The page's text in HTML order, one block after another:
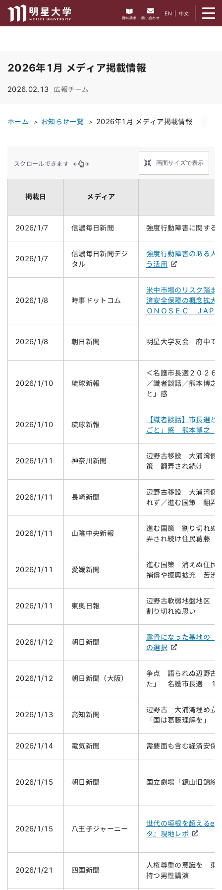
資料請求 問い合わせ
EN 中文
2026年1月 メディア掲載情報
2026.02.13 広報チーム
ホーム お知らせ一覧 2026年1月 メディア掲載情報
スクロールできます 画面サイズで表示
掲載日 メディア
2026/1/7 信濃毎日新聞 強度行動障害に関する
2026/1/7
信濃毎日新聞デジ
タル
強度行動障害のある人
う活用
2026/1/8 時事ドットコム
米中市場のリスク踏ま
済安全保障の概念拡大
ＯＮＯＳＥＣ ＪＡＰＡ
2026/1/8 朝日新聞 明星大学友会 府中で
2026/1/10 琉球新報
＜名護市長選２０２６
／識者談話／熊本博
と」感
2026/1/10 琉球新報
【識者談話】市長選
ごと」感 熊本博之（
2026/1/11 神奈川新聞
辺野古移設 大浦湾側
策 翻弄され続け
2026/1/11 長崎新聞
辺野古移設 大浦湾側
れず／進む国策 翻弄
2026/1/11 山陰中央新報
進む国策 割り切れ
弄され続け住民葛藤
2026/1/11 愛媛新聞
進む国策 消えぬ住
補償や振興拡充 苦渋
2026/1/11 東奥日報
辺野古軟弱地盤地区
割り切れぬ思い
2026/1/12 朝日新聞
露骨になった基地の
の選択
2026/1/12 朝日新聞（大阪）
争点 語られぬ辺野古
た」 名護市長選 １
2026/1/13 高知新聞
辺野古 大浦湾埋め立
「国は葛藤理解を」
2026/1/14 電気新聞 需要面も含む経済安保
2026/1/15 朝日新聞 国立劇場「鏡山旧錦
2026/1/15 八王子ジャーニー
世代の垣根を超えるe
タ』現地レポ
2026/1/21 四国新聞
人権尊重の意識を 東
持つ男性講演